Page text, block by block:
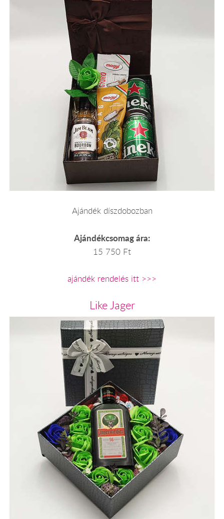
Ajándék díszdobozban
Ajándékcsomag ára:
15 750 Ft
ajándék rendelés itt >>>
Like Jager